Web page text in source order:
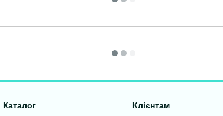
Каталог Клієнтам